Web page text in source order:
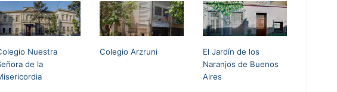
Nuestra
de la
Colegio Arzruni
El Jardín de los
Naranjos de Buenos
Aires